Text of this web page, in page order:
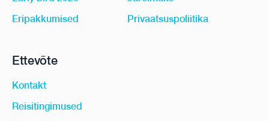
Eripakkumised
Privaatsuspoliitika
Ettevõte
Kontakt
Reisitingimused